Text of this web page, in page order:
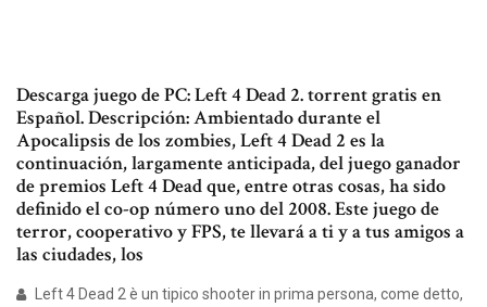
Descarga juego de PC: Left 4 Dead 2. torrent gratis en
Español. Descripción: Ambientado durante el
Apocalipsis de los zombies, Left 4 Dead 2 es la
continuación, largamente anticipada, del juego ganador
de premios Left 4 Dead que, entre otras cosas, ha sido
definido el co-op número uno del 2008. Este juego de
terror, cooperativo y FPS, te llevará a ti y a tus amigos a
las ciudades, los
Left 4 Dead 2 è un tipico shooter in prima persona, come detto,